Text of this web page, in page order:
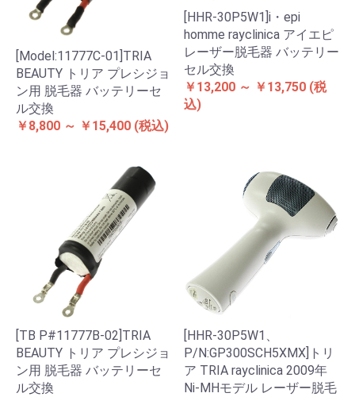
[Model:11777C-01]TRIA
BEAUTY トリア プレシジョ
ン用 脱毛器 バッテリーセ
ル交換
￥8,800 ～ ￥15,400 (税込)
[HHR-30P5W1]i・epi
homme rayclinica アイエピ
レーザー脱毛器 バッテリー
セル交換
￥13,200 ～ ￥13,750 (税
込)
[TB P#11777B-02]TRIA
BEAUTY トリア プレシジョ
ン用 脱毛器 バッテリーセ
ル交換
[HHR-30P5W1、
P/N:GP300SCH5XMX]トリ
ア TRIA rayclinica 2009年
Ni-MHモデル レーザー脱毛